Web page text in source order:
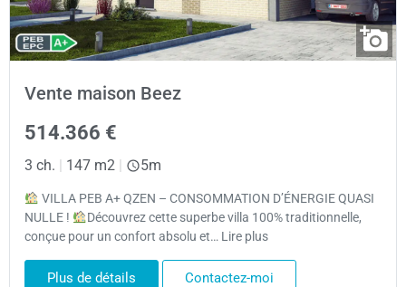
Vente maison Beez
514.366 €
3 ch. | 147 m2 | 5m
VILLA PEB A+ QZEN – CONSOMMATION D’ÉNERGIE QUASI
NULLE !
Découvrez cette superbe villa 100% traditionnelle,
conçue pour un confort absolu et… Lire plus
Plus de détails Contactez-moi